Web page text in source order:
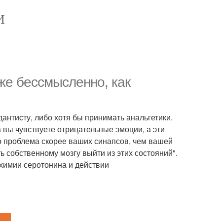
бессмысленно, как
либо хотя бы принимать анальгетики.
чувствуете отрицательные эмоции, а эти
скорее ваших синапсов, чем вашей
мозгу выйти из этих состояний".
серотонина и действии